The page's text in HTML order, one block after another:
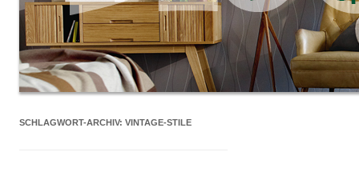
SCHLAGWORT-ARCHIV: VINTAGE-STILE